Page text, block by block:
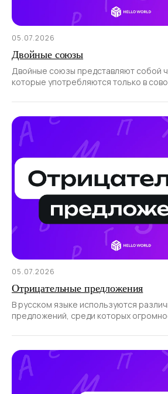
05.07.2026
Двойные союзы
Двойные союзы представляют собой
которые употребляются только в
05.07.2026
Отрицательные предложения
В русском языке используются
предложений, среди которых